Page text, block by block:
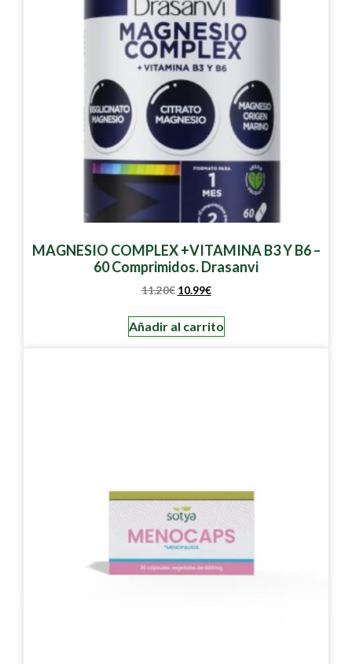
MAGNESIO COMPLEX +VITAMINA B3 Y B6 –
60 Comprimidos. Drasanvi
11.20€ 10.99€
Añadir al carrito